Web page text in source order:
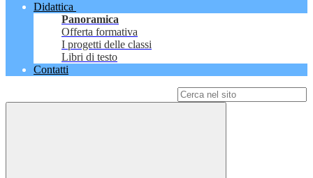
Didattica
Panoramica
Offerta formativa
I progetti delle classi
Libri di testo
Contatti